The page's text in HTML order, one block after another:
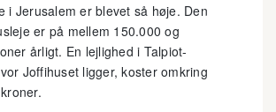
i Jerusalem er blevet så høje. Den
er på mellem 150.000 og
årligt. En lejlighed i Talpiot-
Joffihuset ligger, koster omkring